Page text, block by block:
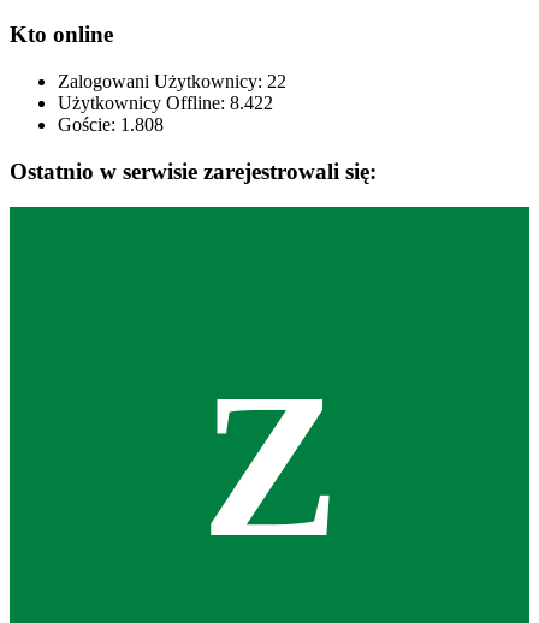
Kto online
Zalogowani Użytkownicy: 22
Użytkownicy Offline: 8.422
Goście: 1.808
Ostatnio w serwisie zarejestrowali się:
Z